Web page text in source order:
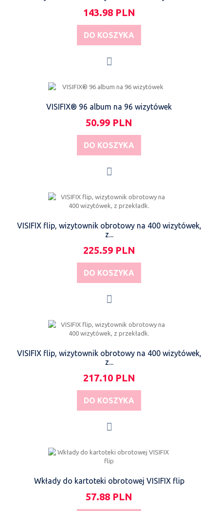
143.98 PLN
DO KOSZYKA
VISIFIX® 96 album na 96 wizytówek
50.99 PLN
DO KOSZYKA
VISIFIX flip, wizytownik obrotowy na 400 wizytówek,
z...
225.59 PLN
DO KOSZYKA
VISIFIX flip, wizytownik obrotowy na 400 wizytówek,
z...
217.10 PLN
DO KOSZYKA
Wkłady do kartoteki obrotowej VISIFIX flip
57.88 PLN